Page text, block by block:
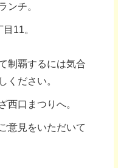
ンチ。
11。
制覇するには気合
ください。
西口まつりへ。
意見をいただいて